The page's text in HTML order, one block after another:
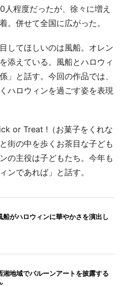
人程度だったが、徐々に増え
。併せて全国に広がった。
してほしいのは風船。オレン
添えている。風船とハロウィ
」と話す。今回の作品では、
ハロウィンを過ごす姿を表現
or Treat !（お菓子をくれな
街の中を歩くお茶目な子ども
の主役は子どもたち。今年も
ンであれば」と話す。
船がハロウィンに華やかさを演出し
湘地域でバルーンアートを披露する